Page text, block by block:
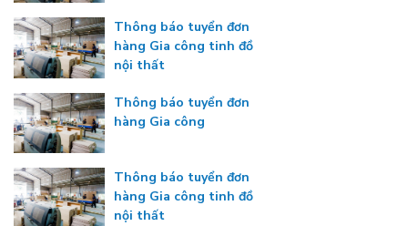
Thông báo tuyển đơn
hàng Gia công tinh đồ
nội thất
Thông báo tuyển đơn
hàng Gia công
Thông báo tuyển đơn
hàng Gia công tinh đồ
nội thất